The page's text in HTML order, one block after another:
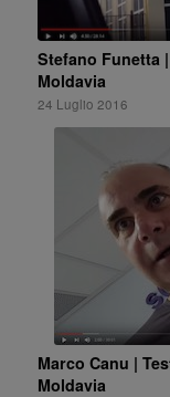
Stefano Funetta
Moldavia
24 Luglio 2016
Marco Canu |
Moldavia